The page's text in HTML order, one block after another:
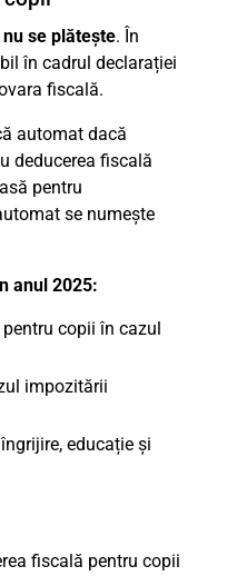
nu se plătește. În
în cadrul declarației
fiscală.
automat dacă
deducerea fiscală
pentru
se numește
anul 2025:
copii în cazul
impozitării
educație și
fiscală pentru copii